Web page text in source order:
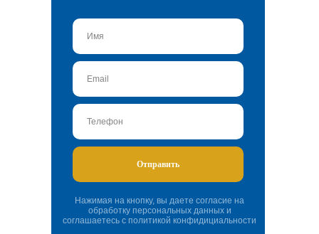
Нажимая на кнопку, вы даете согласие на
обработку персональных данных и
соглашаетесь c политикой конфидициальности
Отправить